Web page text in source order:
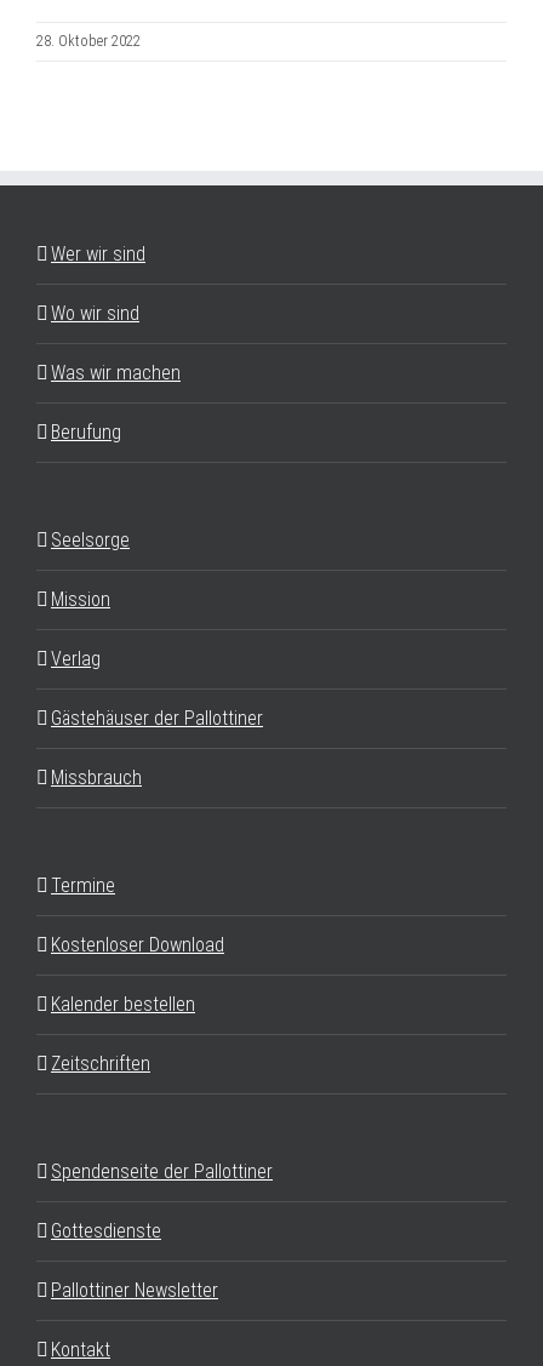
28. Oktober 2022
Wer wir sind
Wo wir sind
Was wir machen
Berufung
Seelsorge
Mission
Verlag
Gästehäuser der Pallottiner
Missbrauch
Termine
Kostenloser Download
Kalender bestellen
Zeitschriften
Spendenseite der Pallottiner
Gottesdienste
Pallottiner Newsletter
Kontakt